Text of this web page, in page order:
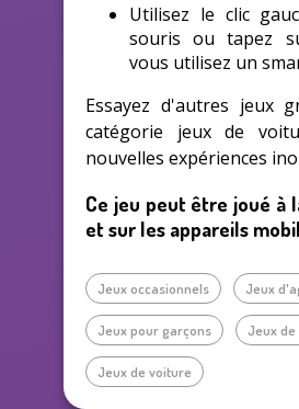
Utilisez le clic
souris ou tapez
vous utilisez un
Essayez d'autres jeux
catégorie jeux de
nouvelles expériences
Ce jeu peut être joué à
et sur les appareils
Jeux occasionnels Jeux
Jeux pour garçons Jeux
Jeux de voiture